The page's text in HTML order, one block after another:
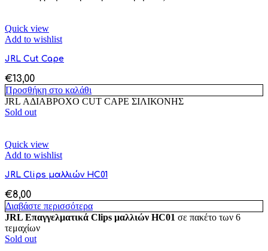
Quick view
Add to wishlist
JRL Cut Cape
€13,00
Προσθήκη στο καλάθι
JRL ΑΔΙΑΒΡΟΧΟ CUT CAPE ΣΙΛΙΚΟΝΗΣ
Sold out
Quick view
Add to wishlist
JRL Clips μαλλιών HC01
€8,00
Διαβάστε περισσότερα
JRL Επαγγελματικά Clips μαλλιών HC01 σε πακέτο των 6
τεμαχίων
Sold out